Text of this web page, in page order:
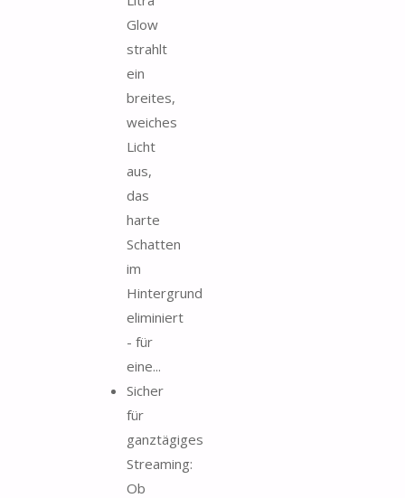
Glow
strahlt
ein
breites,
weiches
Licht
aus,
das
harte
Schatten
im
Hintergrund
eliminiert
- für
eine...
Sicher
für
ganztägiges
Streaming:
Ob